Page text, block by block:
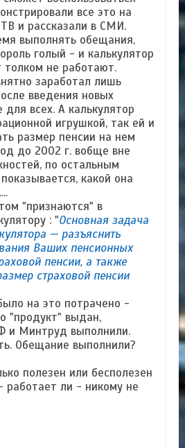
все это на
и рассказали в СМИ.
выполнять обещания,
голый - и калькулятор
не работают.
заработал лишь
введения новых
всех. А калькулятор
игрушкой, так ей и
размер пенсии на нем
до 2002 г. вобще вне
по остальным
какой она
"признаются" в
: "Основная задача
— разъяснить
Ваших пенсионных
пенсии, а также
страховой пенсии
на это потрачено -
"продукт" выдан,
и Минтруд выполнили.
Обещание выполнили?
полезен или бесполезен
ли - никому не